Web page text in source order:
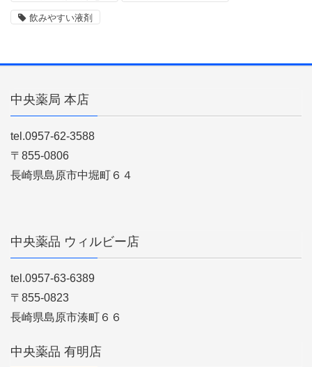
飲みやすい液剤
中央薬局 本店
tel.0957-62-3588
〒855-0806
長崎県島原市中堀町６４
中央薬品 ウィルビー店
tel.0957-63-6389
〒855-0823
長崎県島原市湊町６６
中央薬品 有明店